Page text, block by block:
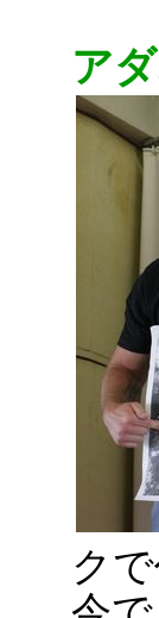
ア
ク